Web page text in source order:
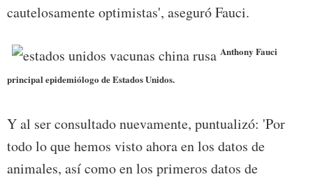
cautelosamente optimistas', aseguró Fauci.
Anthony Fauci
principal epidemiólogo de Estados Unidos.
Y al ser consultado nuevamente, puntualizó: 'Por
todo lo que hemos visto ahora en los datos de
animales, así como en los primeros datos de